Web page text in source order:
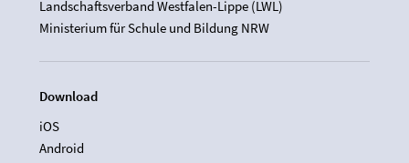
Landschaftsverband Westfalen-Lippe (LWL)
Ministerium für Schule und Bildung NRW
Download
iOS
Android